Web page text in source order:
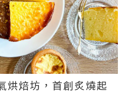
烘焙坊，首創炙燒起